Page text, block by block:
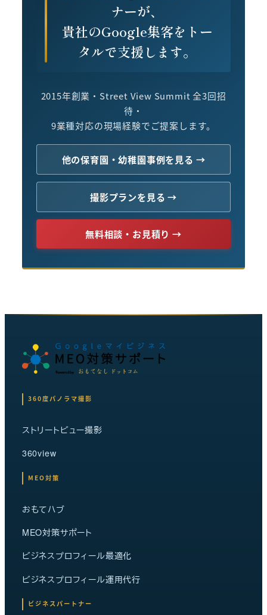
ナーが、
貴社のGoogle集客をトー
タルで支援します。
2015年創業・Street View Summit 全3回招
待・
9業種対応の現場経験でご提案します。
他の保育園・幼稚園事例を見る →
撮影プランを見る →
無料相談・お見積り →
360度パノラマ撮影
ストリートビュー撮影
360view
MEO対策
おもてハブ
MEO対策サポート
ビジネスプロフィール最適化
ビジネスプロフィール運用代行
ビジネスパートナー